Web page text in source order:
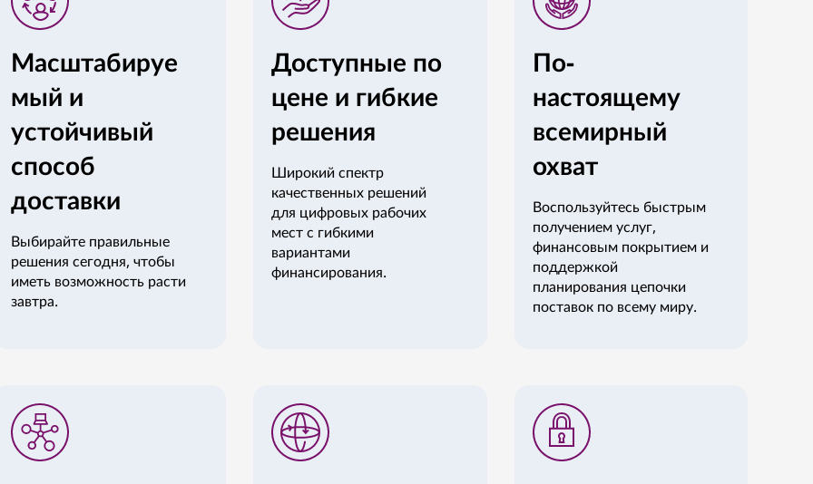
Масштабируе
мый и
устойчивый
способ
доставки
Выбирайте правильные
решения сегодня, чтобы
иметь возможность расти
завтра.
Доступные по
цене и гибкие
решения
Широкий спектр
качественных решений
для цифровых рабочих
мест с гибкими
вариантами
финансирования.
По-
настоящему
всемирный
охват
Воспользуйтесь быстрым
получением услуг,
финансовым покрытием и
поддержкой
планирования цепочки
поставок по всему миру.